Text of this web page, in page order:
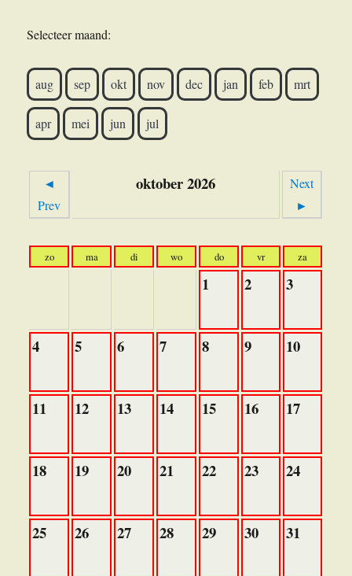
Selecteer maand:
aug sep okt nov dec jan feb mrt
apr mei jun jul
◄
Prev
oktober 2026
Next
►
zo ma di wo do vr za
1 2 3
4 5 6 7 8 9 10
11 12 13 14 15 16 17
18 19 20 21 22 23 24
25 26 27 28 29 30 31